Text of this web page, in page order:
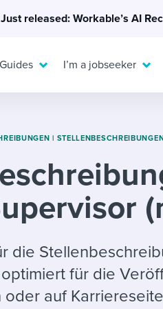
Just released: Workable’s AI
candidates
hiring pipelines
question templates
checklists
& reports
I’m a jobseeker
resources
|
die
für die
auf